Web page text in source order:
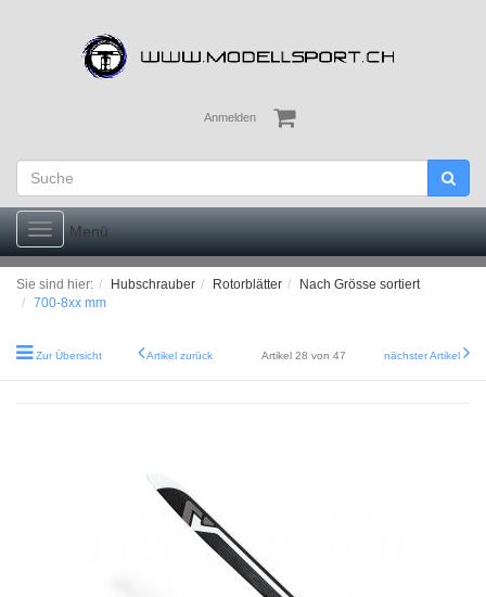
Anmelden
Toggle
navigation
Menü
Sie sind hier: Hubschrauber Rotorblätter
Nach Grösse sortiert
700-8xx mm
Zur Übersicht Artikel zurück Artikel 28 von 47 nächster Artikel